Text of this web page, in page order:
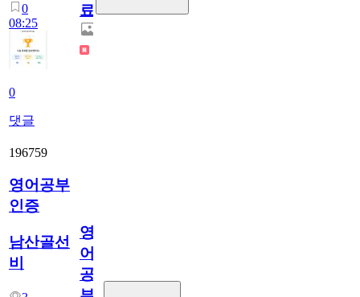
0
08:25
0
댓글
료
196759
영어공부
인증
남산골선
비
영
어
공